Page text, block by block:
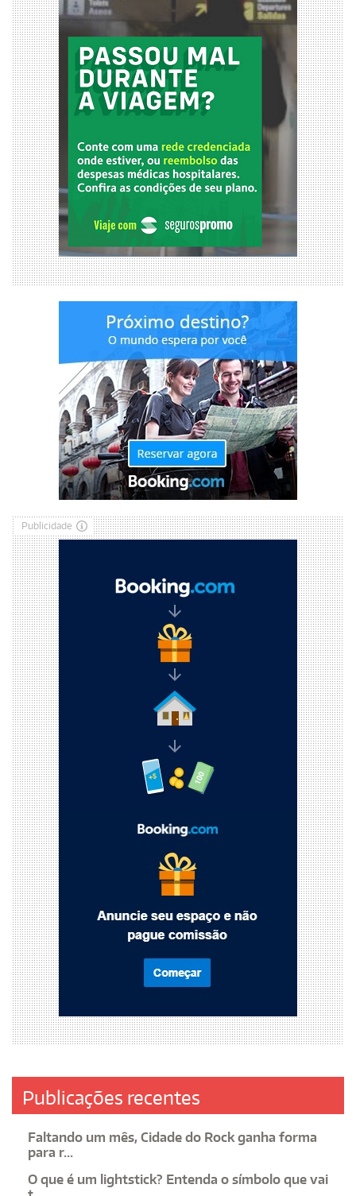
Publicidade
Publicações recentes
Faltando um mês, Cidade do Rock ganha forma
para r...
O que é um lightstick? Entenda o símbolo que vai